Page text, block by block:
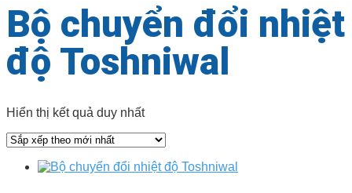
Bộ chuyển đổi nhiệt
độ Toshniwal
Hiển thị kết quả duy nhất